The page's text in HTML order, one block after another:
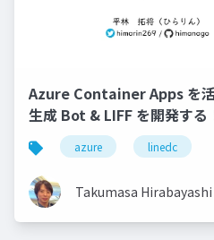
Azure Container Apps を
生成 Bot & LIFF を開発する
編）
azure linedc
Takumasa Hirabayashi